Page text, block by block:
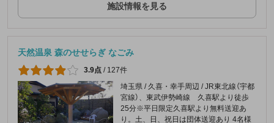
施設情報を見る
天然温泉 森のせせらぎ なごみ
3.9点 / 127件
埼玉県 / 久喜・幸手周辺 / JR東北線（宇都
宮線）、東武伊勢崎線 久喜駅より徒歩
25分※平日限定久喜駅より無料送迎あ
り。土、日、祝日は団体送迎あり 4名様